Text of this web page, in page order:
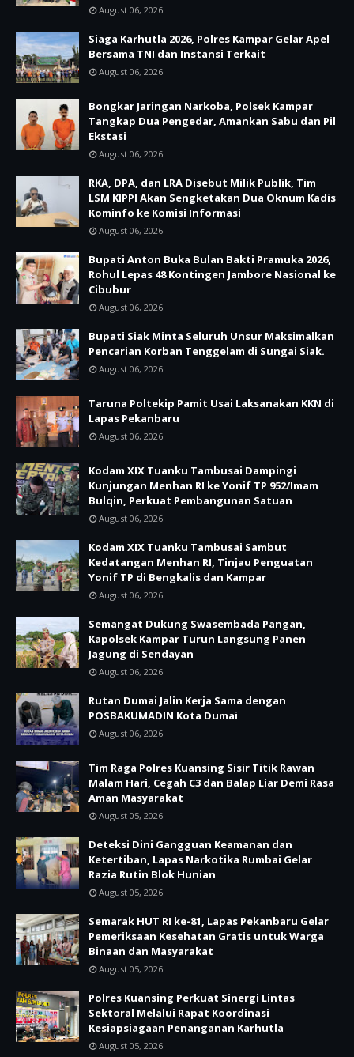
August 06, 2026
Siaga Karhutla 2026, Polres Kampar Gelar Apel
Bersama TNI dan Instansi Terkait
August 06, 2026
Bongkar Jaringan Narkoba, Polsek Kampar
Tangkap Dua Pengedar, Amankan Sabu dan Pil
Ekstasi
August 06, 2026
RKA, DPA, dan LRA Disebut Milik Publik, Tim
LSM KIPPI Akan Sengketakan Dua Oknum Kadis
Kominfo ke Komisi Informasi
August 06, 2026
Bupati Anton Buka Bulan Bakti Pramuka 2026,
Rohul Lepas 48 Kontingen Jambore Nasional ke
Cibubur
August 06, 2026
Bupati Siak Minta Seluruh Unsur Maksimalkan
Pencarian Korban Tenggelam di Sungai Siak.
August 06, 2026
Taruna Poltekip Pamit Usai Laksanakan KKN di
Lapas Pekanbaru
August 06, 2026
Kodam XIX Tuanku Tambusai Dampingi
Kunjungan Menhan RI ke Yonif TP 952/Imam
Bulqin, Perkuat Pembangunan Satuan
August 06, 2026
Kodam XIX Tuanku Tambusai Sambut
Kedatangan Menhan RI, Tinjau Penguatan
Yonif TP di Bengkalis dan Kampar
August 06, 2026
Semangat Dukung Swasembada Pangan,
Kapolsek Kampar Turun Langsung Panen
Jagung di Sendayan
August 06, 2026
Rutan Dumai Jalin Kerja Sama dengan
POSBAKUMADIN Kota Dumai
August 06, 2026
Tim Raga Polres Kuansing Sisir Titik Rawan
Malam Hari, Cegah C3 dan Balap Liar Demi Rasa
Aman Masyarakat
August 05, 2026
Deteksi Dini Gangguan Keamanan dan
Ketertiban, Lapas Narkotika Rumbai Gelar
Razia Rutin Blok Hunian
August 05, 2026
Semarak HUT RI ke-81, Lapas Pekanbaru Gelar
Pemeriksaan Kesehatan Gratis untuk Warga
Binaan dan Masyarakat
August 05, 2026
Polres Kuansing Perkuat Sinergi Lintas
Sektoral Melalui Rapat Koordinasi
Kesiapsiagaan Penanganan Karhutla
August 05, 2026